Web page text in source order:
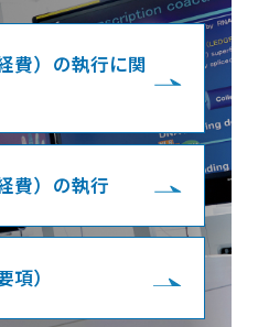
費）の執行に関
費）の執行
）